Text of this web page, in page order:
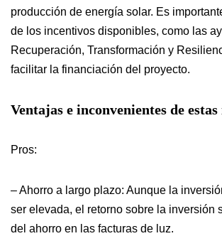
producción de energía solar. Es
de los incentivos disponibles, como las
Recuperación, Transformación y
facilitar la financiación del proyecto.
Ventajas e inconvenientes de
Pros:
– Ahorro a largo plazo: Aunque la
ser elevada, el retorno sobre la inversión
del ahorro en las facturas de luz.